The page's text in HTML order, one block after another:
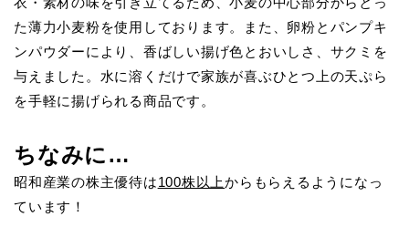
た薄力小麦粉を使用しております。また、卵粉とパンプキ
ンパウダーにより、香ばしい揚げ色とおいしさ、サクミを
与えました。水に溶くだけで家族が喜ぶひとつ上の天ぷら
を手軽に揚げられる商品です。
ちなみに…
昭和産業の株主優待は100株以上からもらえるようになっ
ています！